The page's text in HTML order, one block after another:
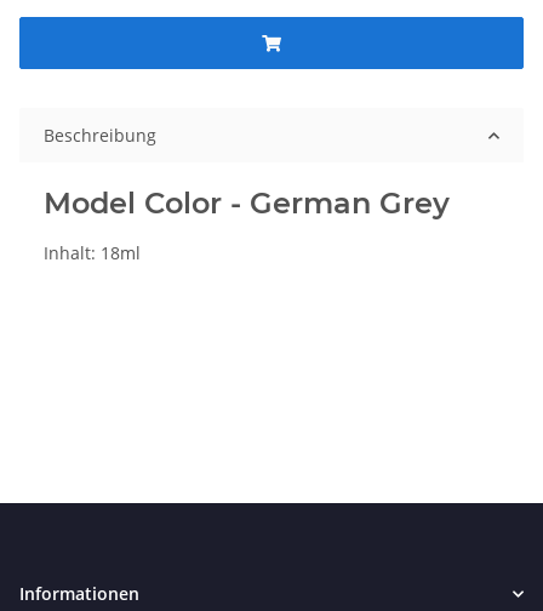
Beschreibung
Model Color - German Grey
Inhalt: 18ml
Informationen